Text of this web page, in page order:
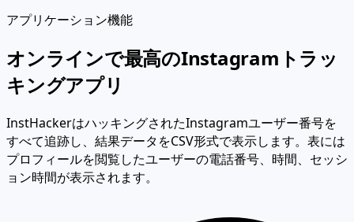
アプリケーション機能
オンラインで最高のInstagramトラッ
キングアプリ
InstHackerはハッキングされたInstagramユーザー番号を
すべて追跡し、結果データをCSV形式で表示します。表には
プロフィールを閲覧したユーザーの電話番号、時間、セッシ
ョン時間が表示されます。